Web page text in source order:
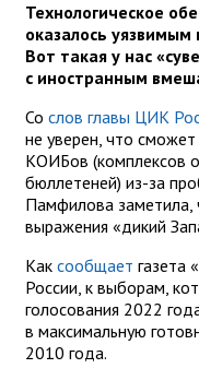
Технологическое
оказалось
Вот такая у нас
с иностранным
Со слов главы ЦИК
не уверен, что
КОИБов (комплексов
бюллетеней) из-за
Памфилова заметила,
выражения «дикий
Как сообщает газета
России, к выборам,
голосования 2022
в максимальную
2010 года.